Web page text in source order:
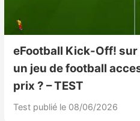
eFootball Kick-Off!
un jeu de football
prix ? – TEST
Test publié le 08/06/2026